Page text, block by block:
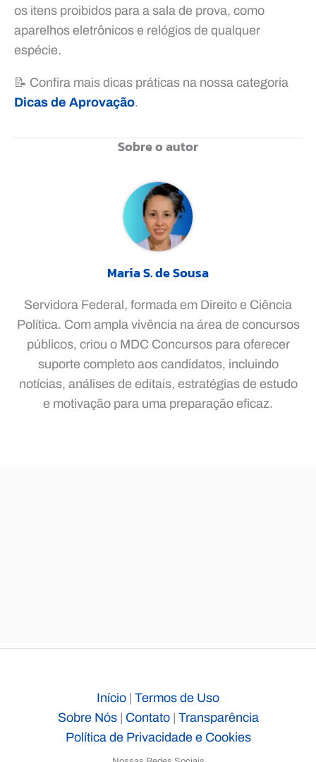
os itens proibidos para a sala de prova, como
aparelhos eletrônicos e relógios de qualquer
espécie.
📝 Confira mais dicas práticas na nossa categoria
Dicas de Aprovação.
Sobre o autor
Maria S. de Sousa
Servidora Federal, formada em Direito e Ciência
Política. Com ampla vivência na área de concursos
públicos, criou o MDC Concursos para oferecer
suporte completo aos candidatos, incluindo
notícias, análises de editais, estratégias de estudo
e motivação para uma preparação eficaz.
Início | Termos de Uso
Sobre Nós| Contato| Transparência
Política de Privacidade e Cookies